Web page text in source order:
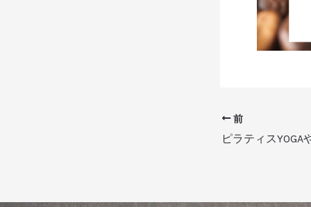
前
ピラティスYOGA